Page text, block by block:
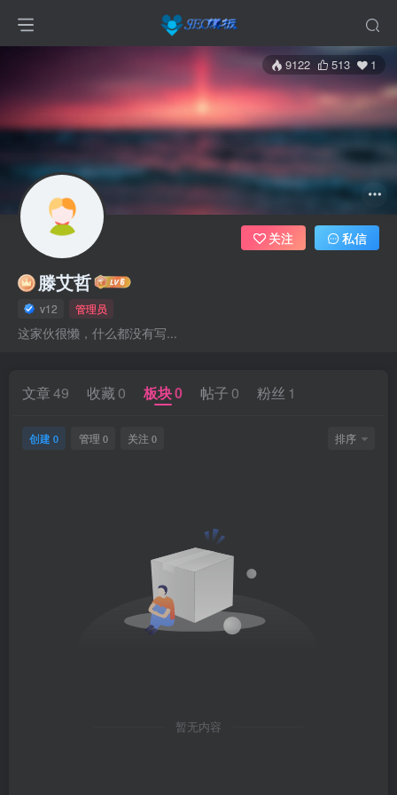
9122 513 1
滕艾哲
v12 管理员
这家伙很懒，什么都没有写...
关注 私信
文章49 收藏 0 板块0 帖子 0 粉丝 1
创建 0 管理 0 关注 0 排序
暂无内容